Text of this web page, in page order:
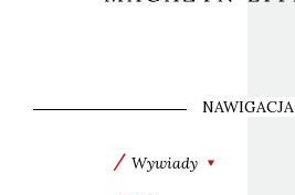
NAWIGACJA
Wywiady